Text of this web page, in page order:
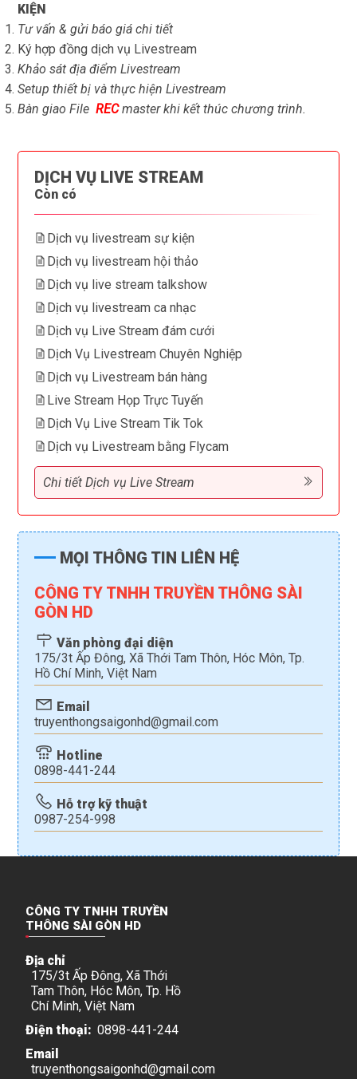
KIỆN
Tư vấn & gửi báo giá chi tiết
Ký hợp đồng dịch vụ Livestream
Khảo sát địa điểm Livestream
Setup thiết bị và thực hiện Livestream
Bàn giao FileRECmaster khi kết thúc chương trình.
DỊCH VỤ LIVE STREAM
Còn có
Dịch vụ livestream sự kiện
Dịch vụ livestream hội thảo
Dịch vụ live stream talkshow
Dịch vụ livestream ca nhạc
Dịch vụ Live Stream đám cưới
Dịch Vụ Livestream Chuyên Nghiệp
Dịch vụ Livestream bán hàng
Live Stream Họp Trực Tuyến
Dịch Vụ Live Stream Tik Tok
Dịch vụ Livestream bằng Flycam
Chi tiết Dịch vụ Live Stream
MỌI THÔNG TIN LIÊN HỆ
CÔNG TY TNHH TRUYỀN THÔNG SÀI
GÒN HD
Văn phòng đại diện
175/3t Ấp Đông, Xã Thới Tam Thôn, Hóc Môn, Tp.
Hồ Chí Minh, Việt Nam
Email
truyenthongsaigonhd@gmail.com
Hotline
0898-441-244
Hỗ trợ kỹ thuật
0987-254-998
CÔNG TY TNHH TRUYỀN
THÔNG SÀI GÒN HD
Địa chỉ
175/3t Ấp Đông, Xã Thới
Tam Thôn, Hóc Môn, Tp. Hồ
Chí Minh, Việt Nam
Điện thoại: 0898-441-244
Email
truyenthongsaigonhd@gmail.com